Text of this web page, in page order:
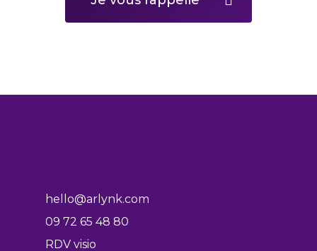
hello@arlynk.com
09 72 65 48 80
RDV visio